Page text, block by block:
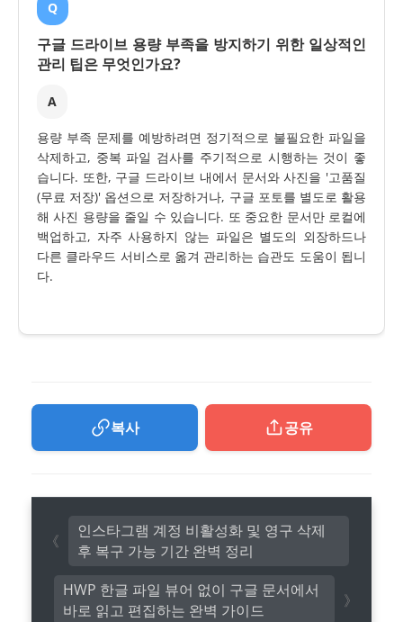
Q
구글 드라이브 용량 부족을 방지하기 위한 일상적인
관리 팁은 무엇인가요?
A
용량 부족 문제를 예방하려면 정기적으로 불필요한 파일을
삭제하고, 중복 파일 검사를 주기적으로 시행하는 것이 좋
습니다. 또한, 구글 드라이브 내에서 문서와 사진을 '고품질
(무료 저장)' 옵션으로 저장하거나, 구글 포토를 별도로 활용
해 사진 용량을 줄일 수 있습니다. 또 중요한 문서만 로컬에
백업하고, 자주 사용하지 않는 파일은 별도의 외장하드나
다른 클라우드 서비스로 옮겨 관리하는 습관도 도움이 됩니
다.
복사 공유
HWP 한글 파일 뷰어 없이 구글 문서에서
바로 읽고 편집하는 완벽 가이드
인스타그램 계정 비활성화 및 영구 삭제
후 복구 가능 기간 완벽 정리